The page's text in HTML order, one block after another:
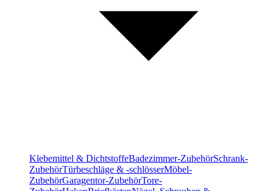
Klebemittel & DichtstoffeBadezimmer-ZubehörSchrank-
ZubehörTürbeschläge & -schlösserMöbel-
ZubehörGaragentor-ZubehörTore-